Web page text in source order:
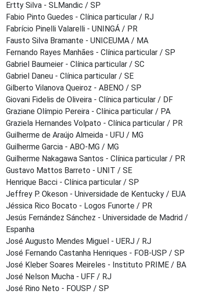
Ertty Silva - SLMandic / SP
Fabio Pinto Guedes - Clínica particular / RJ
Fabrício Pinelli Valarelli - UNINGÁ / PR
Fausto Silva Bramante - UNICEUMA / MA
Fernando Rayes Manhães - Clínica particular / SP
Gabriel Baumeier - Clínica particular / SC
Gabriel Daneu - Clínica particular / SE
Gilberto Vilanova Queiroz - ABENO / SP
Giovani Fidelis de Oliveira - Clínica particular / DF
Graziane Olímpio Pereira - Clínica particular / PA
Graziela Hernandes Volpato - Clínica particular / PR
Guilherme de Araújo Almeida - UFU / MG
Guilherme Garcia - ABO-MG / MG
Guilherme Nakagawa Santos - Clínica particular / PR
Gustavo Mattos Barreto - UNIT / SE
Henrique Bacci - Clínica particular / SP
Jeffrey P. Okeson - Universidade de Kentucky / EUA
Jéssica Rico Bocato - Logos Funorte / PR
Jesús Fernández Sánchez - Universidade de Madrid /
Espanha
José Augusto Mendes Miguel - UERJ / RJ
José Fernando Castanha Henriques - FOB-USP / SP
José Kleber Soares Meireles - Instituto PRIME / BA
José Nelson Mucha - UFF / RJ
José Rino Neto - FOUSP / SP